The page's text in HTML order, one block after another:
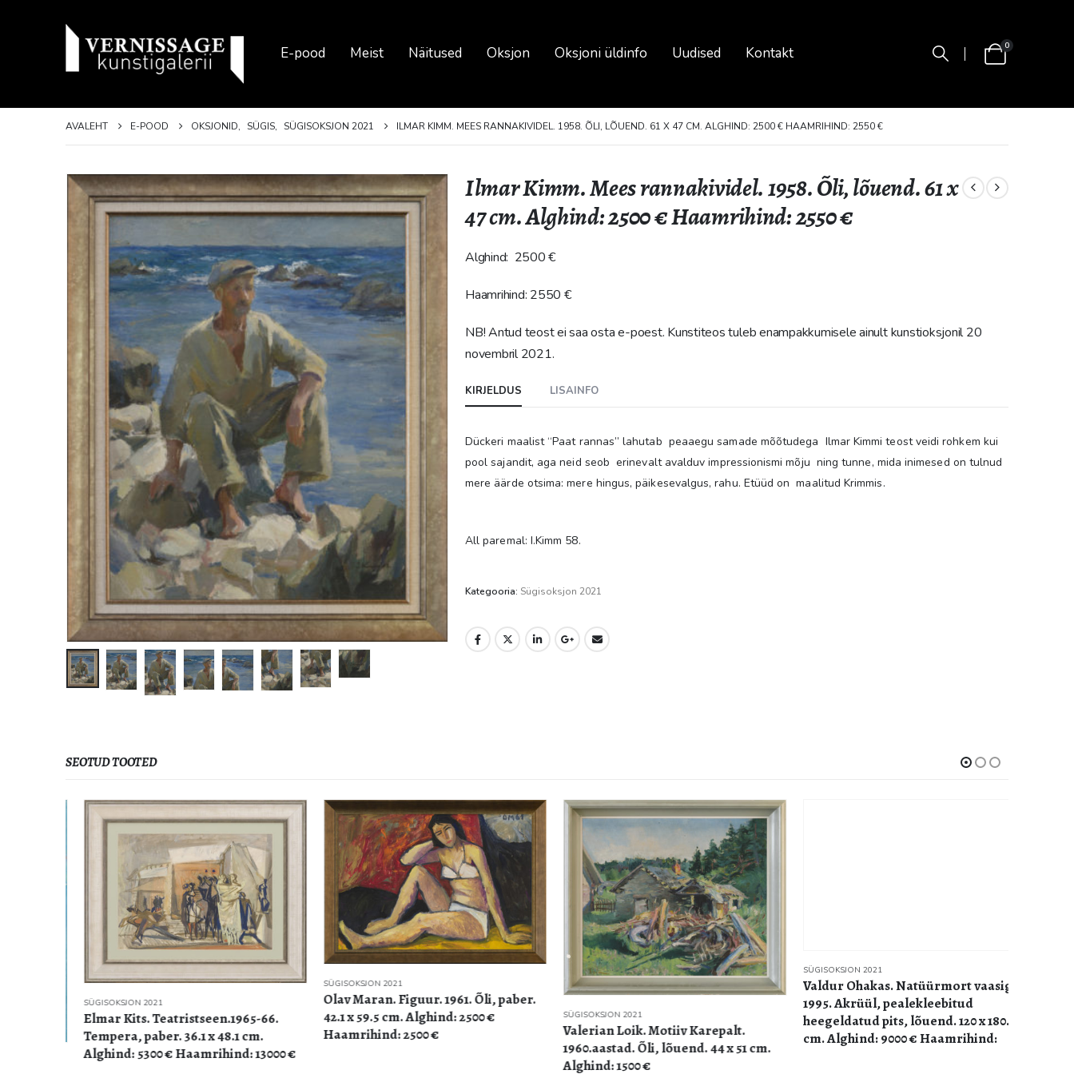
E-pood Meist Näitused Oksjon Oksjoni üldinfo Uudised Kontakt 0
AVALEHT E-POOD OKSJONID, SÜGIS, SÜGISOKSJON 2021 ILMAR KIMM. MEES RANNAKIVIDEL. 1958. ÕLI, LÕUEND. 61 X 47 CM. ALGHIND: 2500 € HAAMRIHIND: 2550 €
Ilmar Kimm. Mees rannakividel. 1958. Õli, lõuend. 61 x
47 cm. Alghind: 2500 € Haamrihind: 2550 €
Alghind: 2500 €
Haamrihind: 2550 €
NB! Antud teost ei saa osta e-poest. Kunstiteos tuleb enampakkumisele ainult kunstioksjonil 20
novembril 2021.
KIRJELDUS LISAINFO
Dückeri maalist “Paat rannas” lahutab peaaegu samade mõõtudega Ilmar Kimmi teost veidi rohkem kui
pool sajandit, aga neid seob erinevalt avalduv impressionismi mõju ning tunne, mida inimesed on tulnud
mere äärde otsima: mere hingus, päikesevalgus, rahu. Etüüd on maalitud Krimmis.
All paremal: I.Kimm 58.
Kategooria: Sügisoksjon 2021
SEOTUD TOOTED
SÜGISOKSJON 2021
Elmar Kits. Teatristseen.1965-66.
Tempera, paber. 36.1 x 48.1 cm.
Alghind: 5300 € Haamrihind: 13000 €
SÜGISOKSJON 2021
Olav Maran. Figuur. 1961. Õli, paber.
42.1 x 59.5 cm. Alghind: 2500 €
Haamrihind: 2500 €
SÜGISOKSJON 2021
Valerian Loik. Motiiv Karepalt.
1960.aastad. Õli, lõuend. 44 x 51 cm.
Alghind: 1500 €
SÜGISOKSJON 2021
Valdur Ohakas. Natüürmort vaasiga.
1995. Akrüül, pealekleebitud
heegeldatud pits, lõuend. 120 x 180.2
cm. Alghind: 9000 € Haamrihind: